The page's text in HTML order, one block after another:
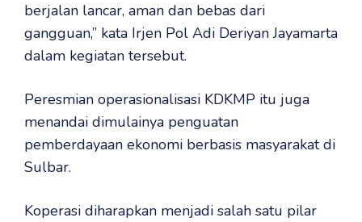
berjalan lancar, aman dan bebas dari
gangguan,” kata Irjen Pol Adi Deriyan Jayamarta
dalam kegiatan tersebut.
Peresmian operasionalisasi KDKMP itu juga
menandai dimulainya penguatan
pemberdayaan ekonomi berbasis masyarakat di
Sulbar.
Koperasi diharapkan menjadi salah satu pilar